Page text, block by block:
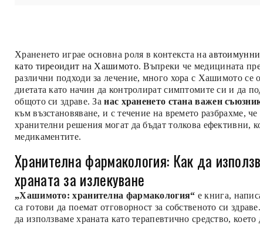
Храненето играе основна роля в контекста на
като тиреоидит на Хашимото. Въпреки че медицината
различни подходи за лечение, много хора с Хашимото се
диетата като начин да контролират симптомите си и да
общото си здраве. Занас храненето стана важен
към възстановяване, и с течение на времето разбрахме,
хранителни решения могат да бъдат толкова ефективни,
медикаментите.
Хранителна фармакология: Как да
храната за излекуване
„Хашимото: хранителна фармакология“ е книга,
са готови да поемат отговорност за собственото си
да използваме храната като терапевтично средство,